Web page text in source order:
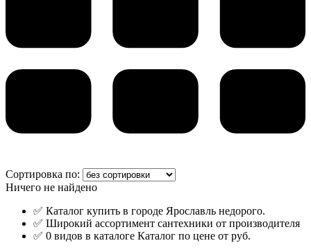
Сортировка по:
Ничего не найдено
✅ Каталог купить в городе Ярославль недорого.
✅ Широкий ассортимент сантехники от производителя
✅ 0 видов в каталоге Каталог по цене от руб.